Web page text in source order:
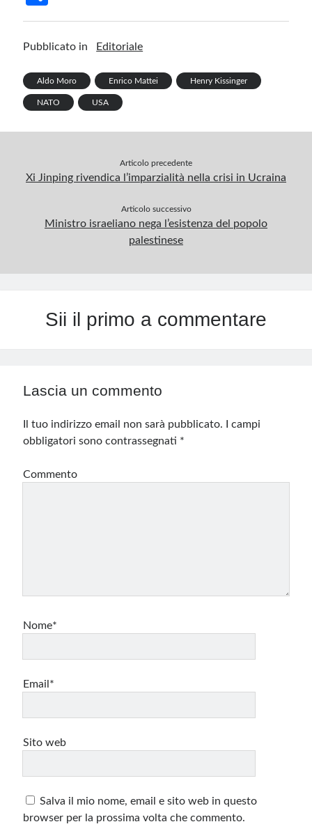
o
k
n
t
p
h
ar
Pubblicato in Editoriale
Aldo Moro Enrico Mattei Henry Kissinger
NATO USA
Articolo precedente
Xi Jinping rivendica l’imparzialità nella crisi in Ucraina
Articolo successivo
Ministro israeliano nega l’esistenza del popolo
palestinese
Sii il primo a commentare
Lascia un commento
Il tuo indirizzo email non sarà pubblicato.
I campi
obbligatori sono contrassegnati *
Commento
Nome*
Email*
Sito web
Salva il mio nome, email e sito web in questo
browser per la prossima volta che commento.